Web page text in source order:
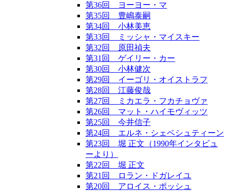
第36回 ヨーヨー・マ
第35回 豊嶋泰嗣
第34回 小林美恵
第33回 ミッシャ・マイスキー
第32回 原田禎夫
第31回 ゲイリー・カー
第30回 小林健次
第29回 イーゴリ・オイストラフ
第28回 江藤俊哉
第27回 ミカエラ・フカチョヴァ
第26回 マット・ハイモヴィッツ
第25回 今井信子
第24回 エルネ・シェベシュティーン
第23回 堀 正文（1990年インタビュ
ーより）
第22回 堀 正文
第21回 ロラン・ドガレイユ
第20回 アロイス・ポッシュ